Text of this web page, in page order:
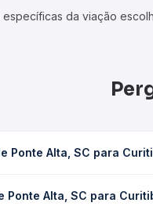
da viação
Ponte Alta, SC para
você consulta
Ponte Alta, SC para